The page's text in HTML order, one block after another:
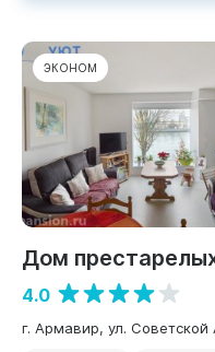
ЭКОНОМ
Дом
4.0
г. Армавир, ул.